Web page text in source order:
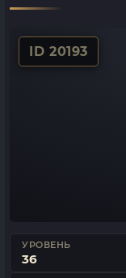
ID 20193
УРОВЕНЬ
36